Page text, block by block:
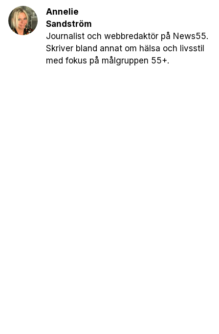
Annelie
Sandström
Journalist och webbredaktör på News55.
Skriver bland annat om hälsa och livsstil
med fokus på målgruppen 55+.